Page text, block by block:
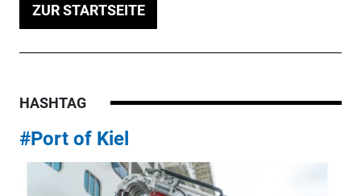
ZUR STARTSEITE
HASHTAG
#Port of Kiel